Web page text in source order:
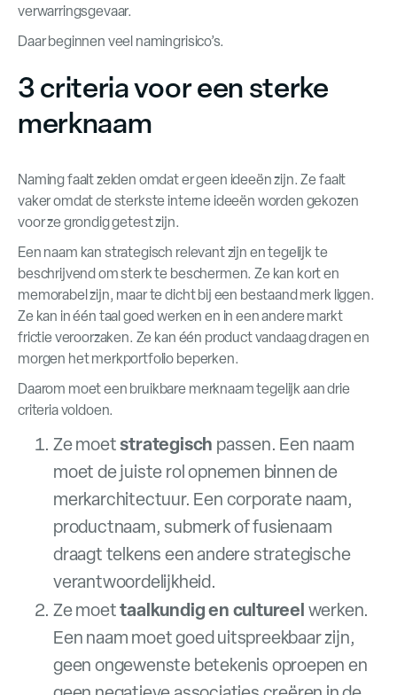
verwarringsgevaar.
Daar beginnen veel namingrisico’s.
3 criteria voor een sterke
merknaam
Naming faalt zelden omdat er geen ideeën zijn. Ze faalt
vaker omdat de sterkste interne ideeën worden gekozen
voor ze grondig getest zijn.
Een naam kan strategisch relevant zijn en tegelijk te
beschrijvend om sterk te beschermen. Ze kan kort en
memorabel zijn, maar te dicht bij een bestaand merk liggen.
Ze kan in één taal goed werken en in een andere markt
frictie veroorzaken. Ze kan één product vandaag dragen en
morgen het merkportfolio beperken.
Daarom moet een bruikbare merknaam tegelijk aan drie
criteria voldoen.
Ze moetstrategisch passen. Een naam
moet de juiste rol opnemen binnen de
merkarchitectuur. Een corporate naam,
productnaam, submerk of fusienaam
draagt telkens een andere strategische
verantwoordelijkheid.
Ze moettaalkundig en cultureelwerken.
Een naam moet goed uitspreekbaar zijn,
geen ongewenste betekenis oproepen en